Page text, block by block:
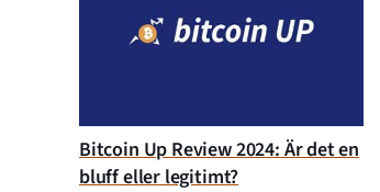
Bitcoin Up Review 2024: Är det en
bluff eller legitimt?